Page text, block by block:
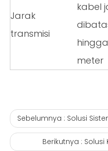
Jarak
transmisi
kabel
hingga
meter
Sebelumnya : Solusi Sistem
Berikutnya : Solusi